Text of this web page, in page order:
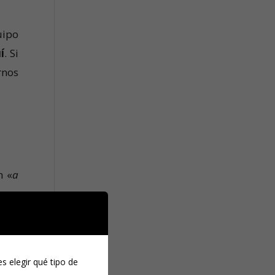
. Si
«a
elegir qué tipo de